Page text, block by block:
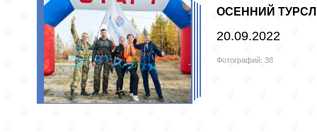
ОСЕННИЙ
20.09.2022
Фотографий: 38